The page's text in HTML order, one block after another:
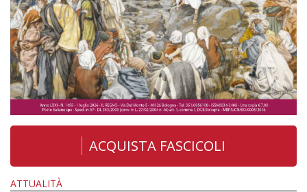
ACQUISTA FASCICOLI
ATTUALITÀ